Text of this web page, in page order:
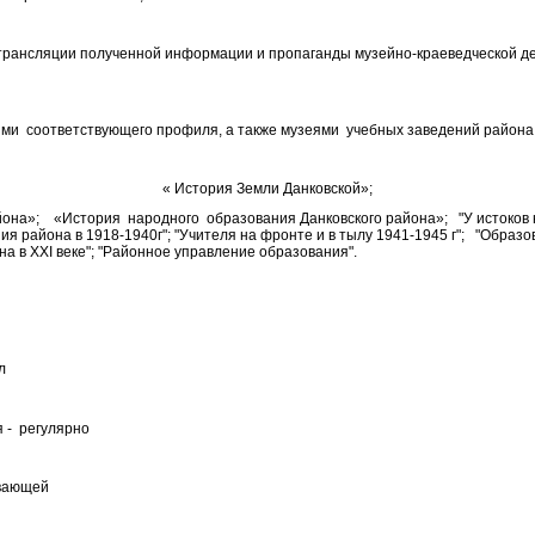
полученной информации и пропаганды музейно-краеведческой
соответствующего профиля, а также музеями учебных заведений
« История Земли Данковской»;
«История народного образования Данковского района»; "У истоков
района в 1918-1940г"; "Учителя на фронте и в тылу 1941-1945 г";
в XXI веке"; "Районное управление образования".
- регулярно